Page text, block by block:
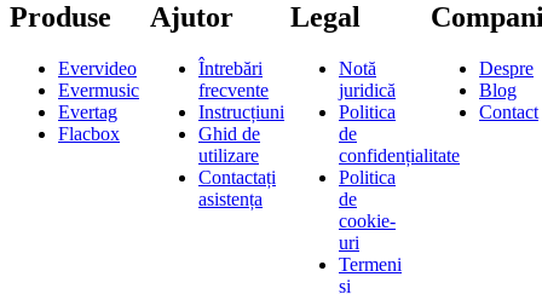
Produse
Evervideo
Evermusic
Evertag
Flacbox
Ajutor
Întrebări
frecvente
Instrucțiuni
Ghid de
utilizare
Contactați
asistența
Legal
Notă
juridică
Politica
de
confidențialitate
Politica
de
cookie-
uri
Termeni
și
Despre
Blog
Contact